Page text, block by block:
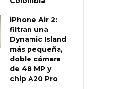
iPhone Air 2:
filtran una
Dynamic Island
más pequeña,
doble cámara
de 48 MP y
chip A20 Pro